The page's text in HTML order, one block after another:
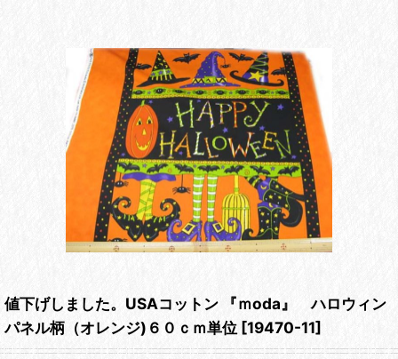
値下げしました。USAコットン 『ｍoda』 ハロウィン
パネル柄（オレンジ)６０ｃｍ単位 [19470-11]